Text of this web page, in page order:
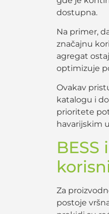
dostupna.
Na primer,
značajnu
agregat
optimizuje
Ovakav
katalogu i
prioritete
havarijskim
Za
postoje